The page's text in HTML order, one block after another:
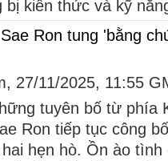
bị kiến thức và kỹ
Ron tung 'bằng
27/11/2025, 11:55
tuyên bố từ phía
Ron tiếp tục công
hẹn hò. Ồn ào